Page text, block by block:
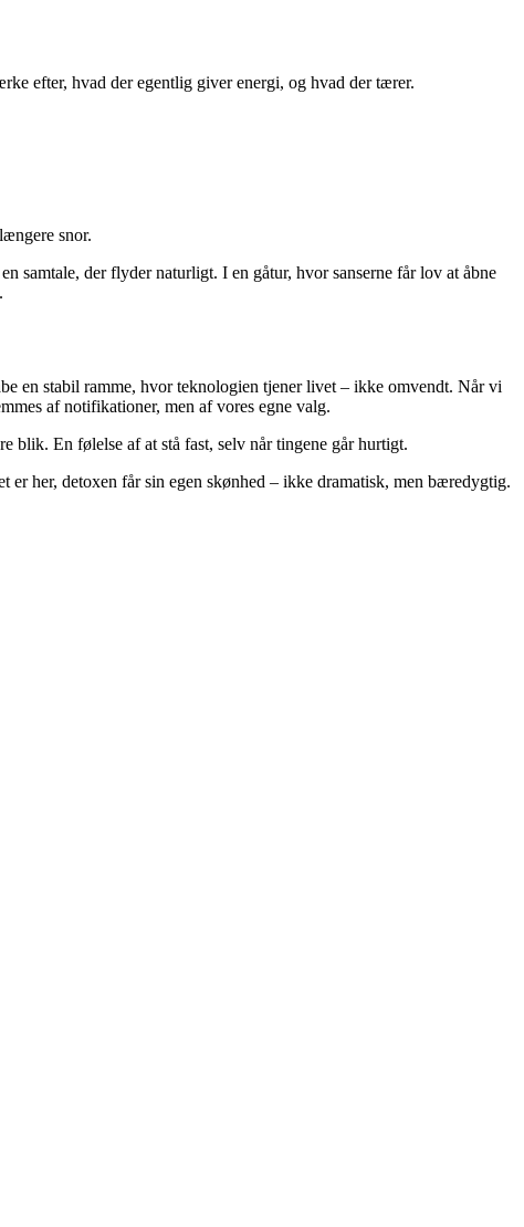
efter, hvad der egentlig giver energi, og hvad der tærer.
snor.
der flyder naturligt. I en gåtur, hvor sanserne får lov at åbne
en stabil ramme, hvor teknologien tjener livet – ikke omvendt. Når vi
af notifikationer, men af vores egne valg.
blik. En følelse af at stå fast, selv når tingene går hurtigt.
her, detoxen får sin egen skønhed – ikke dramatisk, men bæredygtig.